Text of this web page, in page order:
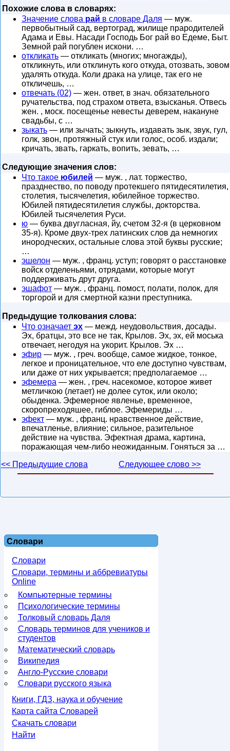
Похожие слова в словарях:
Значение слова рай в словаре Даля — муж.
первобытный сад, вертоград, жилище прародителей
Адама и Евы. Насади Господь Бог рай во Едеме, Быт.
Земной рай погублен искони. …
откликать — откликать (многих; многажды),
откликнуть, или отклинуть кого откуда, отозвать, зовом
удалять откуда. Коли драка на улице, так его не
откличешь, …
отвечать (02) — жен. ответ, в знач. обязательного
ручательства, под страхом ответа, взысканья. Отвесь
жен. , моск. посещенье невесты деверем, накануне
свадьбы, с …
зыкать — или зычать; зыкнуть, издавать зык, звук, гул,
голк, звон, протяжный стук или голос, особ. издали;
кричать, звать, гаркать, вопить, зевать, …
Следующие значения слов:
Что такое юбилей — муж. , лат. торжество,
празднество, по поводу протекшего пятидесятилетия,
столетия, тысячелетия, юбилейное торжество.
Юбилей пятидесятилетия службы, докторства.
Юбилей тысячелетия Руси.
ю — буква двугласная, йу, счетом 32-я (в церковном
35-я). Кроме двух-трех латинских слов да немногих
инородческих, остальные слова этой буквы русские;
…
эшелон — муж. , франц. уступ; говорят о расстановке
войск отделеньями, отрядами, которые могут
поддерживать друт друга.
эшафот — муж. , франц. помост, полати, полок, для
торгорой и для смертной казни преступника.
Предыдущие толкования слова:
Что означает эх — межд. неудовольствия, досады.
Эх, братцы, это все не так, Крылов. Эх, эх, ей моська
отвечает, негодуя на укорит. Крылов. Эх …
эфир — муж. , греч. вообще, самое жидкое, тонкое,
легкое и проницательное, что еле доступно чувствам,
или даже от них укрывается; предполагаемое …
эфемера — жен. , греч. насекомое, которое живет
метличкою (летает) не долее суток, или около;
обыденка. Эфемерное явленье, временное,
скоропреходяшее, гиблое. Эфемериды …
эфект — муж. , франц. нравственное действие,
впечатленье, влияние; сильное, разительное
действие на чувства. Эфектная драма, картина,
поражающая чем-либо неожиданным. Гоняться за …
<< Предыдущие слова
Следующее слово >>
Словари
Словари
Словари, термины и аббревиатуры
Online
Компьютерные термины
Психологические термины
Толковый словарь Даля
Словарь терминов для учеников и
студентов
Математический словарь
Википедия
Англо-Русские словари
Словари русского языка
Книги, ГДЗ, наука и обучение
Карта сайта Словарей
Скачать словари
Найти